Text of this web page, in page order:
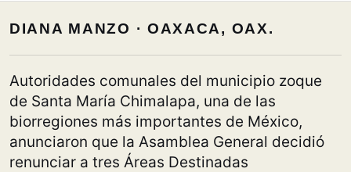
DIANA MANZO · OAXACA, OAX.
Autoridades comunales del municipio zoque
de Santa María Chimalapa, una de las
biorregiones más importantes de México,
anunciaron que la Asamblea General decidió
renunciar a tres Áreas Destinadas